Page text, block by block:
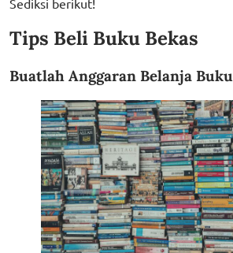
Tips Beli Buku Bekas
Buatlah Anggaran Belanja Buku